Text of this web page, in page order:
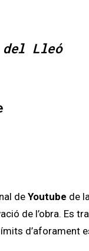
del Lleó
de Youtube de
de l’obra. Es
d’aforament